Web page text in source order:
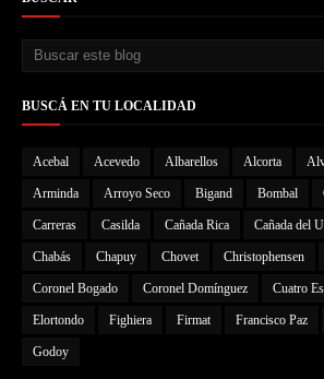
BUSCÁ EN TU LOCALIDAD
Acebal Acevedo Albarellos Alcorta
Arminda Arroyo Seco Bigand Bombal
Carreras Casilda Cañada Rica Cañada del
Chabás Chapuy Chovet Christophensen
Coronel Bogado Coronel Domínguez Cuatro
Elortondo Fighiera Firmat Francisco Paz
Godoy